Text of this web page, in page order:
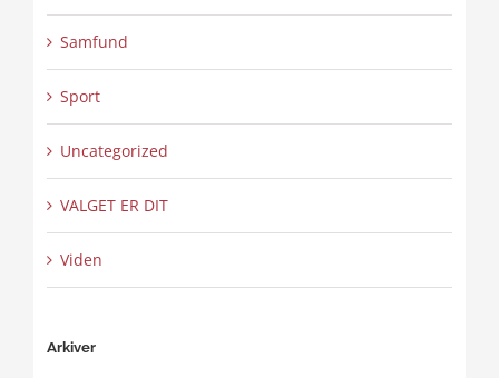
Samfund
Sport
Uncategorized
VALGET ER DIT
Viden
Arkiver